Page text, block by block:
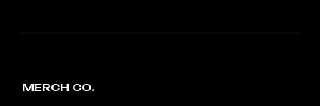
MERCH CO.